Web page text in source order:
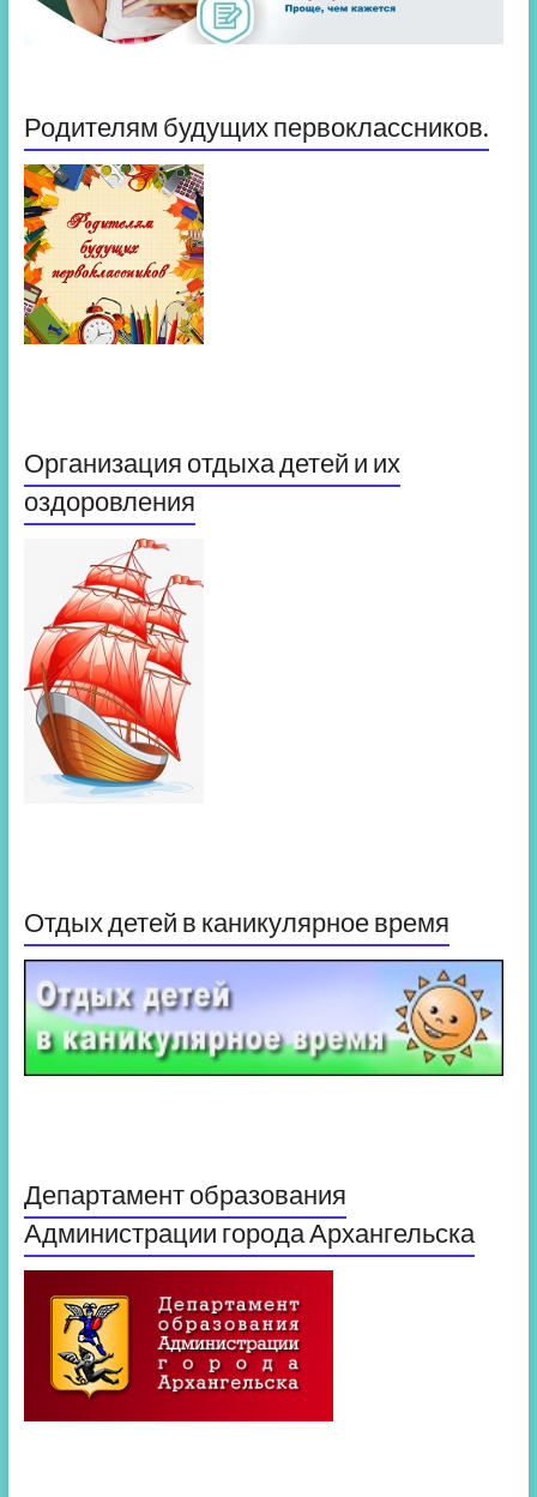
Родителям будущих первоклассников.
Организация отдыха детей и их
оздоровления
Отдых детей в каникулярное время
Департамент образования
Администрации города Архангельска